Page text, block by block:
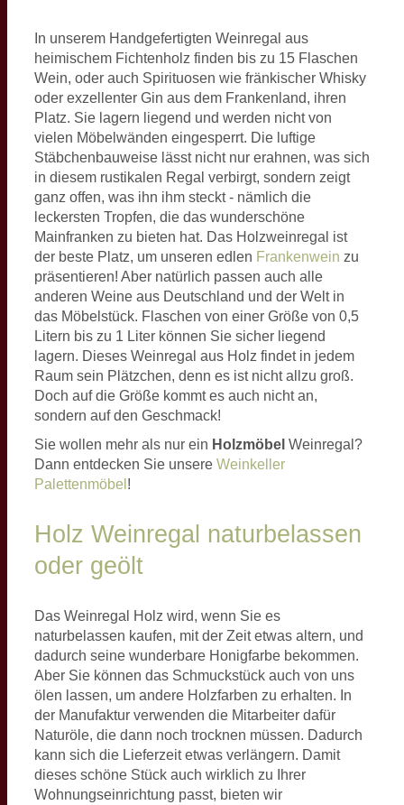
In unserem Handgefertigten Weinregal aus
heimischem Fichtenholz finden bis zu 15 Flaschen
Wein, oder auch Spirituosen wie fränkischer Whisky
oder exzellenter Gin aus dem Frankenland, ihren
Platz. Sie lagern liegend und werden nicht von
vielen Möbelwänden eingesperrt. Die luftige
Stäbchenbauweise lässt nicht nur erahnen, was sich
in diesem rustikalen Regal verbirgt, sondern zeigt
ganz offen, was ihn ihm steckt - nämlich die
leckersten Tropfen, die das wunderschöne
Mainfranken zu bieten hat. Das Holzweinregal ist
der beste Platz, um unseren edlen Frankenwein zu
präsentieren! Aber natürlich passen auch alle
anderen Weine aus Deutschland und der Welt in
das Möbelstück. Flaschen von einer Größe von 0,5
Litern bis zu 1 Liter können Sie sicher liegend
lagern. Dieses Weinregal aus Holz findet in jedem
Raum sein Plätzchen, denn es ist nicht allzu groß.
Doch auf die Größe kommt es auch nicht an,
sondern auf den Geschmack!
Sie wollen mehr als nur ein Holzmöbel Weinregal?
Dann entdecken Sie unsere Weinkeller
Palettenmöbel !
Holz Weinregal naturbelassen
oder geölt
Das Weinregal Holz wird, wenn Sie es
naturbelassen kaufen, mit der Zeit etwas altern, und
dadurch seine wunderbare Honigfarbe bekommen.
Aber Sie können das Schmuckstück auch von uns
ölen lassen, um andere Holzfarben zu erhalten. In
der Manufaktur verwenden die Mitarbeiter dafür
Naturöle, die dann noch trocknen müssen. Dadurch
kann sich die Lieferzeit etwas verlängern. Damit
dieses schöne Stück auch wirklich zu Ihrer
Wohnungseinrichtung passt, bieten wir